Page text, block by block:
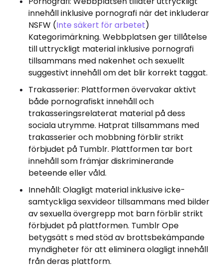
innehåll inklusive pornografi när det inkluderar
NSFW (Inte säkert för arbetet)
Kategorimärkning. Webbplatsen ger tillåtelse
till uttryckligt material inklusive pornografi
tillsammans med nakenhet och sexuellt
suggestivt innehåll om det blir korrekt taggat.
Trakasserier: Plattformen övervakar aktivt
både pornografiskt innehåll och
trakasseringsrelaterat material på dess
sociala utrymme. Hatprat tillsammans med
trakasserier och mobbning förblir strikt
förbjudet på Tumblr. Plattformen tar bort
innehåll som främjar diskriminerande
beteende eller våld.
Innehåll: Olagligt material inklusive icke-
samtyckliga sexvideor tillsammans med bilder
av sexuella övergrepp mot barn förblir strikt
förbjudet på plattformen. Tumblr Ope
betygsätt s med stöd av brottsbekämpande
myndigheter för att eliminera olagligt innehåll
från deras plattform.